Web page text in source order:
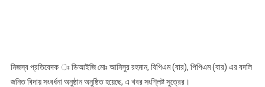
বদলি
নিজস্ব প্রতিবেদক ঃ ডিআইজি মোঃ আনিসুর রহমান, বিপিএম (বার), পিপিএম (বার) এর বদলি
জনিত বিদায় সংবর্ধনা অনুষ্ঠান অনুষ্ঠিত হয়েছে, এ খবর সংশ্লিষ্ট সুত্রের।